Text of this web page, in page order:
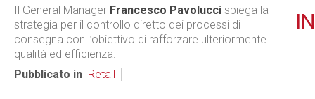
Il General Manager Francesco Pavolucci spiega la
strategia per il controllo diretto dei processi di
consegna con l’obiettivo di rafforzare ulteriormente
qualità ed efficienza.
Pubblicato in Retail
IN